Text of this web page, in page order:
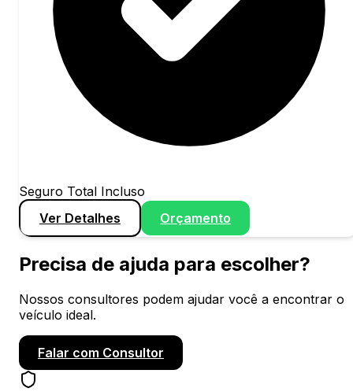
Seguro Total Incluso
Ver Detalhes
Orçamento
Precisa de ajuda para escolher?
Nossos consultores podem ajudar você a encontrar o
veículo ideal.
Falar com Consultor